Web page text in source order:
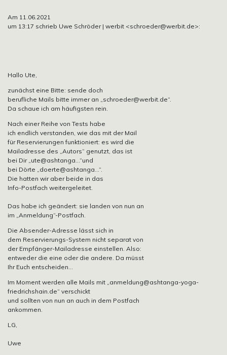
Am 11.06.2021
um 13:17 schrieb Uwe Schröder | werbit <schroeder@werbit.de>:
Hallo Ute,
zunächst eine Bitte: sende doch
berufliche Mails bitte immer an „schroeder@werbit.de“.
Da schaue ich am häufigsten rein.
Nach einer Reihe von Tests habe
ich endlich verstanden, wie das mit der Mail
für Reservierungen funktioniert: es wird die
Mailadresse des „Autors“ genutzt, das ist
bei Dir „ute@ashtanga…“und
bei Dörte „doerte@ashtanga…“.
Die hatten wir aber beide in das
Info-Postfach weitergeleitet.
Das habe ich geändert: sie landen von nun an
im „Anmeldung“-Postfach.
Die Absender-Adresse lässt sich in
dem Reservierungs-System nicht separat von
der Empfänger-Mailadresse einstellen. Also:
entweder die eine oder die andere. Da müsst
Ihr Euch entscheiden…
Im Moment werden alle Mails mit „anmeldung@ashtanga-yoga-
friedrichshain.de“ verschickt
und sollten von nun an auch in dem Postfach
ankommen.
LG,
Uwe